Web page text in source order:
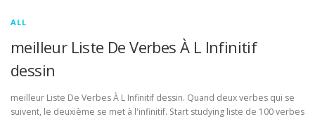
ALL
meilleur Liste De Verbes À L Infinitif
dessin
meilleur Liste De Verbes À L Infinitif dessin. Quand deux verbes qui se
suivent, le deuxième se met à l'infinitif. Start studying liste de 100 verbes